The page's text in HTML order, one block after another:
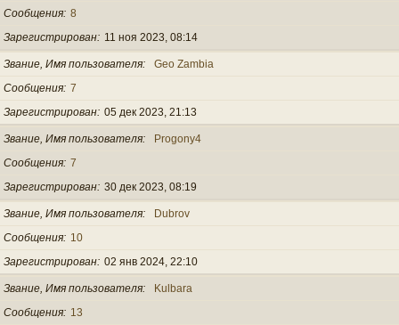
Сообщения 8
Зарегистрирован
11 ноя 2023, 08:14
Звание, Имя пользователя
Geo Zambia
Сообщения 7
Зарегистрирован 05 дек 2023, 21:13
Звание, Имя пользователя
Progony4
Сообщения 7
Зарегистрирован 30 дек 2023, 08:19
Звание, Имя пользователя
Dubrov
Сообщения
10
Зарегистрирован 02 янв 2024, 22:10
Звание, Имя пользователя
Kulbara
Сообщения
13